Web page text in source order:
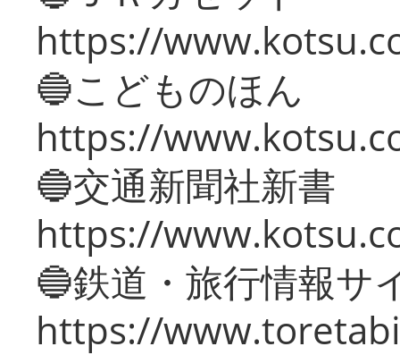
https://
🔵こどものほん
https://
🔵交通新聞社新書
https://
🔵鉄道・旅行情報サ
https://